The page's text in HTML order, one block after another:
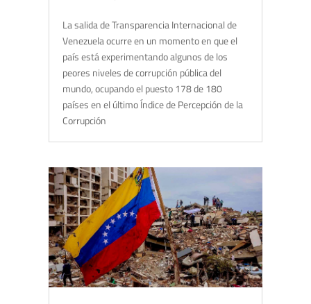
La salida de Transparencia Internacional de
Venezuela ocurre en un momento en que el
país está experimentando algunos de los
peores niveles de corrupción pública del
mundo, ocupando el puesto 178 de 180
países en el último Índice de Percepción de la
Corrupción